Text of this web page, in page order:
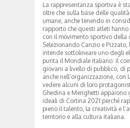
La rappresentanza sportiva è
oltre che sulla base delle
umane, anche tenendo in
rapporto che questi atleti
con il movimento sportivo della
Selezionando Canzio e Pizzato,
intende sottolineare uno degli
punta il Mondiale italiano: il
giovani a livello di pubblico, di
anche nell’organizzazione, con
vedere alcuni di loro
Ghedina e Merighetti appaiono
ideali di Cortina 2021 perché
pieno il talento, la creatività e
territorio e alla cultura italiana.